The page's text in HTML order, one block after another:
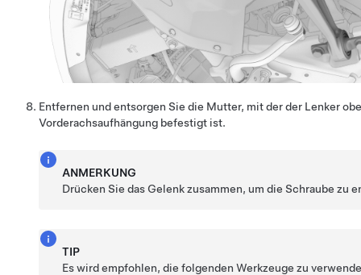
Entfernen und entsorgen Sie die Mutter, mit der der Lenker
Vorderachsaufhängung befestigt ist.
ANMERKUNG
Drücken Sie das Gelenk zusammen, um die Schraube zu
TIP
Es wird empfohlen, die folgenden Werkzeuge zu